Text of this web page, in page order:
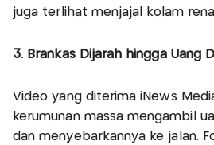
juga terlihat menjajal kolam
3. Brankas Dijarah hingga Uang
Video yang diterima iNews
kerumunan massa mengambil
dan menyebarkannya ke jalan.